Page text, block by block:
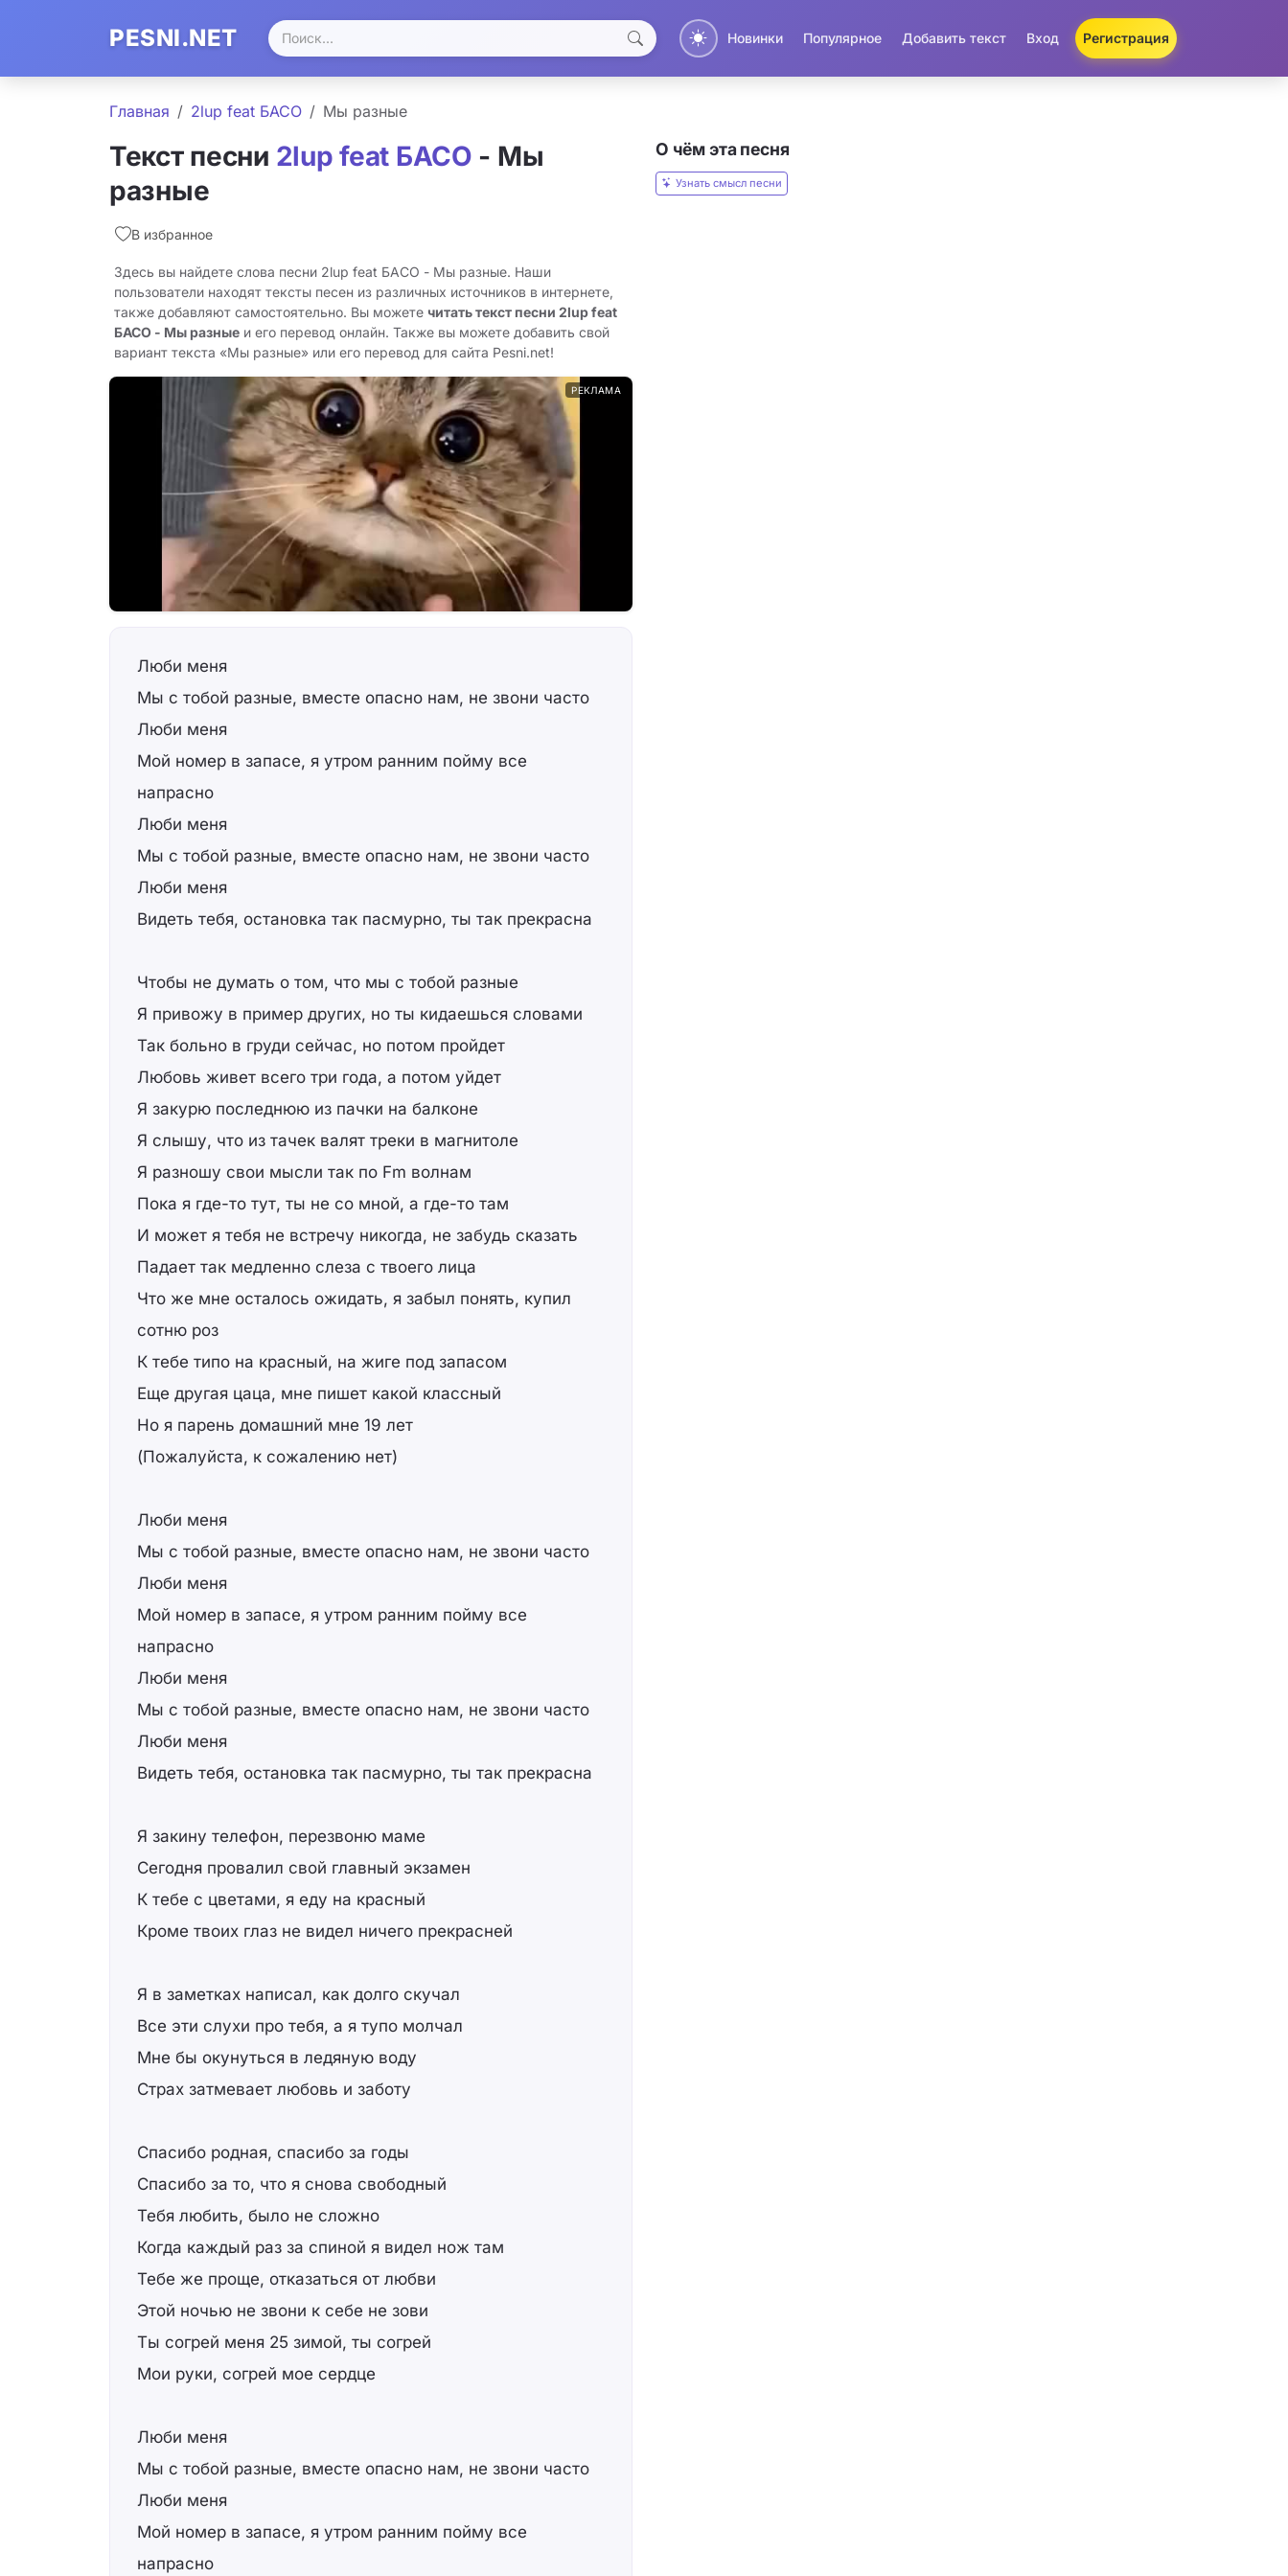
PESNI.NET Новинки Популярное Добавить текст Вход Регистрация
Главная 2lup feat БАСО Мы разные
Текст песни 2lup feat БАСО - Мы
разные
В избранное
Здесь вы найдете слова песни 2lup feat БАСО - Мы разные. Наши
пользователи находят тексты песен из различных источников в интернете,
также добавляют самостоятельно. Вы можете читать текст песни 2lup feat
БАСО - Мы разные и его перевод онлайн. Также вы можете добавить свой
вариант текста «Мы разные» или его перевод для сайта Pesni.net!
РЕКЛАМА
Люби меня
Мы с тобой разные, вместе опасно нам, не звони часто
Люби меня
Мой номер в запасе, я утром ранним пойму все
напрасно
Люби меня
Мы с тобой разные, вместе опасно нам, не звони часто
Люби меня
Видеть тебя, остановка так пасмурно, ты так прекрасна
Чтобы не думать о том, что мы с тобой разные
Я привожу в пример других, но ты кидаешься словами
Так больно в груди сейчас, но потом пройдет
Любовь живет всего три года, а потом уйдет
Я закурю последнюю из пачки на балконе
Я слышу, что из тачек валят треки в магнитоле
Я разношу свои мысли так по Fm волнам
Пока я где-то тут, ты не со мной, а где-то там
И может я тебя не встречу никогда, не забудь сказать
Падает так медленно слеза с твоего лица
Что же мне осталось ожидать, я забыл понять, купил
сотню роз
К тебе типо на красный, на жиге под запасом
Еще другая цаца, мне пишет какой классный
Но я парень домашний мне 19 лет
(Пожалуйста, к сожалению нет)
Люби меня
Мы с тобой разные, вместе опасно нам, не звони часто
Люби меня
Мой номер в запасе, я утром ранним пойму все
напрасно
Люби меня
Мы с тобой разные, вместе опасно нам, не звони часто
Люби меня
Видеть тебя, остановка так пасмурно, ты так прекрасна
Я закину телефон, перезвоню маме
Сегодня провалил свой главный экзамен
К тебе с цветами, я еду на красный
Кроме твоих глаз не видел ничего прекрасней
Я в заметках написал, как долго скучал
Все эти слухи про тебя, а я тупо молчал
Мне бы окунуться в ледяную воду
Страх затмевает любовь и заботу
Спасибо родная, спасибо за годы
Спасибо за то, что я снова свободный
Тебя любить, было не сложно
Когда каждый раз за спиной я видел нож там
Тебе же проще, отказаться от любви
Этой ночью не звони к себе не зови
Ты согрей меня 25 зимой, ты согрей
Мои руки, согрей мое сердце
Люби меня
Мы с тобой разные, вместе опасно нам, не звони часто
Люби меня
Мой номер в запасе, я утром ранним пойму все
напрасно
О чём эта песня
Узнать смысл песни